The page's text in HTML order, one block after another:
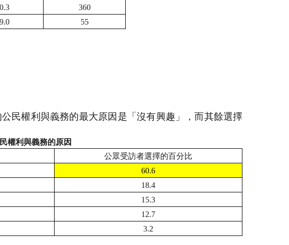
360
55
民權利與義務的最大原因是「沒有興趣」，而其餘選擇
權利與義務的原因
公眾受訪者選擇的百分比
60.6
18.4
15.3
12.7
3.2